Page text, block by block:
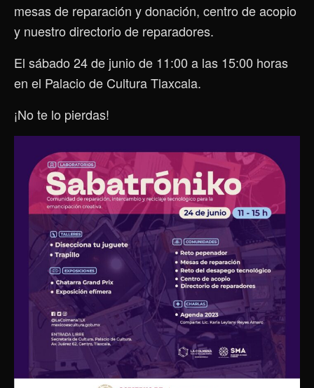
mesas de reparación y donación, centro de acopio
y nuestro directorio de reparadores.
El sábado 24 de junio de 11:00 a las 15:00 horas
en el Palacio de Cultura Tlaxcala.
¡No te lo pierdas!